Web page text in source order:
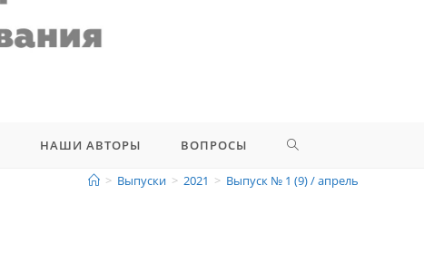
НАШИ АВТОРЫ ВОПРОСЫ
> Выпуски > 2021 > Выпуск № 1 (9) / апрель